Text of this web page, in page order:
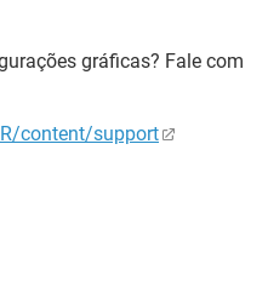
gráficas? Fale com
content/support